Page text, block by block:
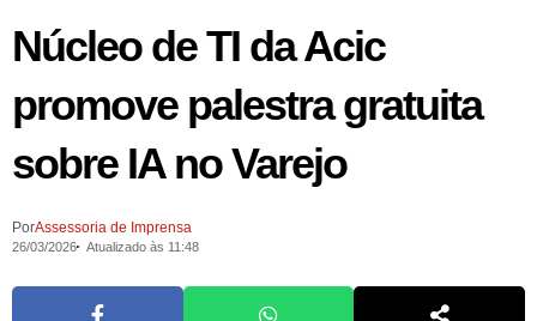
Núcleo de TI da Acic
promove palestra gratuita
sobre IA no Varejo
PorAssessoria de Imprensa
26/03/2026 Atualizado às 11:48